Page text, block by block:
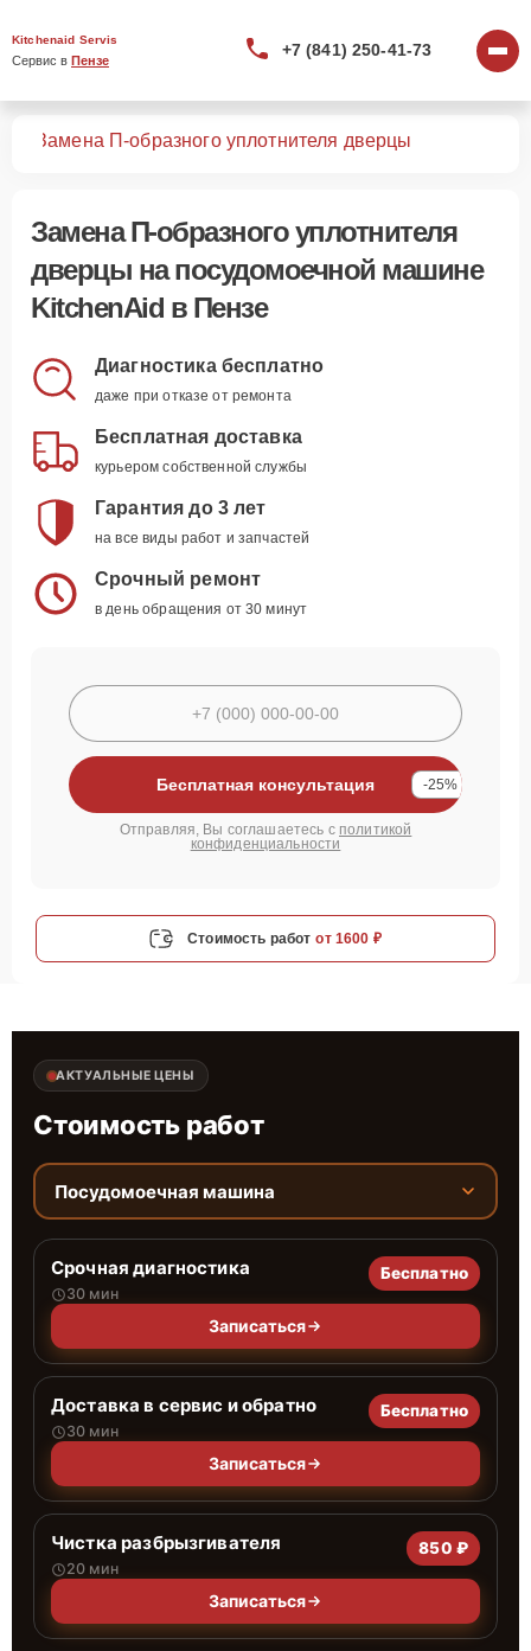
Kitchenaid Servis
Сервис в Пензе
+7 (841) 250-41-73
Замена П-образного уплотнителя дверцы
Замена П-образного уплотнителя
дверцы на посудомоечной машине
KitchenAid в Пензе
Диагностика бесплатно
даже при отказе от ремонта
Бесплатная доставка
курьером собственной службы
Гарантия до 3 лет
на все виды работ и запчастей
Срочный ремонт
в день обращения от 30 минут
Бесплатная консультация -25%
Отправляя, Вы соглашаетесь с политикой
конфиденциальности
Стоимость работ от 1600 ₽
АКТУАЛЬНЫЕ ЦЕНЫ
Стоимость работ
Посудомоечная машина
Срочная диагностика
30 мин
Бесплатно
Записаться
Доставка в сервис и обратно
30 мин
Бесплатно
Записаться
Чистка разбрызгивателя
20 мин
850 ₽
Записаться